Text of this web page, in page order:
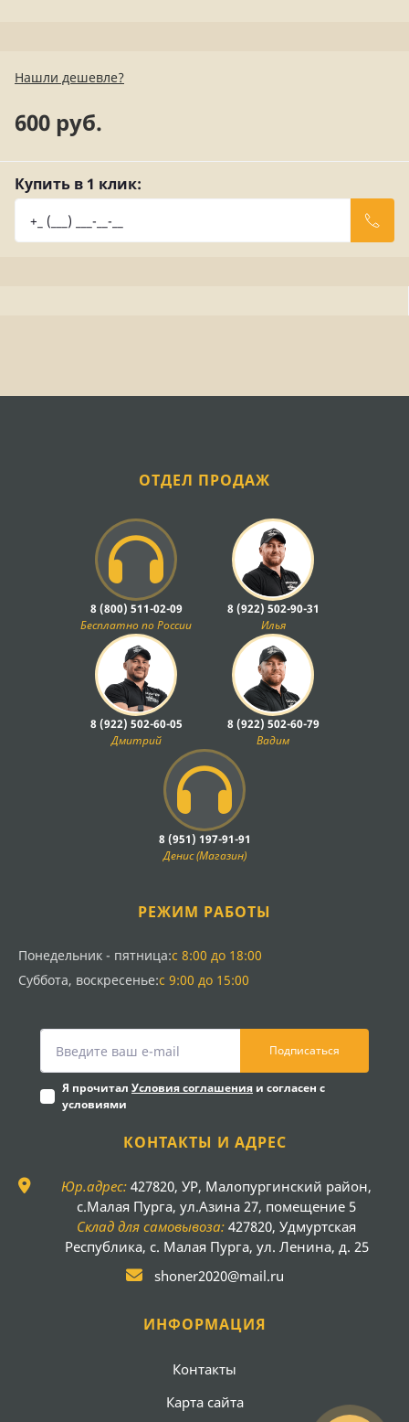
Нашли дешевле?
600 руб.
Купить в 1 клик:
ОТДЕЛ ПРОДАЖ
8 (800) 511-02-09
Бесплатно по России
8 (922) 502-90-31
Илья
8 (922) 502-60-05
Дмитрий
8 (922) 502-60-79
Вадим
8 (951) 197-91-91
Денис (Магазин)
РЕЖИМ РАБОТЫ
Понедельник - пятница:с 8:00 до 18:00
Суббота, воскресенье:с 9:00 до 15:00
Подписаться
Я прочитал Условия соглашения и согласен с
условиями
КОНТАКТЫ И АДРЕС
Юр.адрес: 427820, УР, Малопургинский район,
с.Малая Пурга, ул.Азина 27, помещение 5
Склад для самовывоза: 427820, Удмуртская
Республика, с. Малая Пурга, ул. Ленина, д. 25
shoner2020@mail.ru
ИНФОРМАЦИЯ
Контакты
Карта сайта